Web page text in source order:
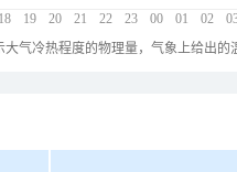
18 19 20 21 22 23 00 01 02
大气冷热程度的物理量，气象上给出